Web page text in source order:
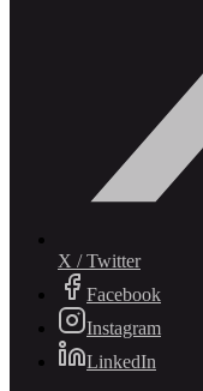
X / Twitter
Facebook
Instagram
LinkedIn